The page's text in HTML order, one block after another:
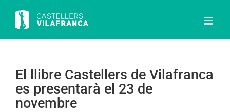
content
El llibre Castellers de Vilafranca
es presentarà el 23 de
novembre